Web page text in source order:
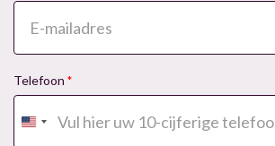
Telefoon *
Verenigde